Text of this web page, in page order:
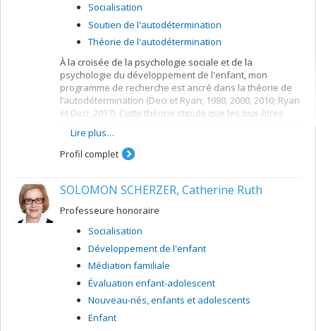
Socialisation
Soutien de l'autodétermination
Théorie de l'autodétermination
À la croisée de la psychologie sociale et de la
psychologie du développement de l'enfant, mon
programme de recherche est ancré dans la théorie de
l’autodétermination (Deci et Ryan; 1980, 2000, 2010; Ryan
et Deci, 2017). Cette théorie stipule que les tous êtres
compétence, l’affiliation sociale et l’autodétermination.
Mes activités de recherche portent sur le besoin d’auto-
détermination des enfants, la satisfaction de ce besoin
parents) et leur développement.
Les devis de recherche que nous utilisons afin de tester
dans le cadre de l'essai contrôlé randomisé évaluant
l'efficacité de l'atelier pour parents Nos Enfants ou lors
de comparaison de différents types de directives
données, p.ex,. Savard et al., 2013; Emond Pelletier et
Joussemet, 2017) ou longitudinaux (p.ex., Laurin et al.,
2015).
Lire plus…
Profil complet
SOLOMON SCHERZER, Catherine Ruth
Professeure honoraire
Socialisation
Développement de l'enfant
Médiation familiale
Évaluation enfant-adolescent
Nouveau-nés, enfants et adolescents
Enfant